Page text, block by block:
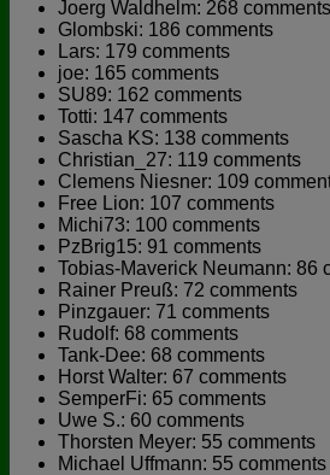
Joerg Waldhelm: 268 comments
Glombski: 186 comments
Lars: 179 comments
joe: 165 comments
SU89: 162 comments
Totti: 147 comments
Sascha KS: 138 comments
Christian_27: 119 comments
Clemens Niesner: 109
Free Lion: 107 comments
Michi73: 100 comments
PzBrig15: 91 comments
Tobias-Maverick Neumann: 86
Rainer Preuß: 72 comments
Pinzgauer: 71 comments
Rudolf: 68 comments
Tank-Dee: 68 comments
Horst Walter: 67 comments
SemperFi: 65 comments
Uwe S.: 60 comments
Thorsten Meyer: 55 comments
Michael Uffmann: 55 comments